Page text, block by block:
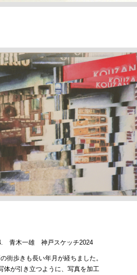
青木一雄 神戸スケッチ2024
街歩きも長い年月が経ちました。
体が引き立つように、写真を加工